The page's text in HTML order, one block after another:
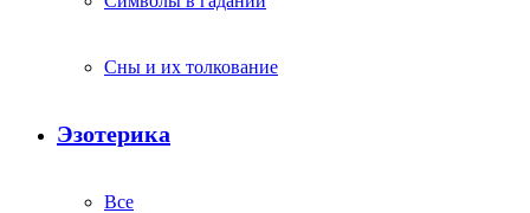
Сны и их толкование
Эзотерика
Все